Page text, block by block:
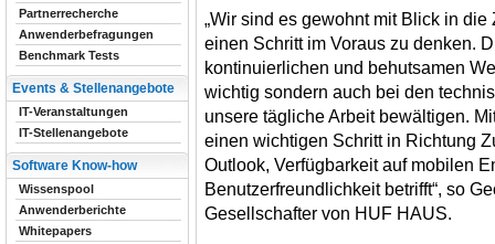
„Wir sind es gewohnt mit Blick in
einen Schritt im Voraus zu denken.
kontinuierlichen und behutsamen
wichtig sondern auch bei den
unsere tägliche Arbeit bewältigen.
einen wichtigen Schritt in Richtung
Outlook, Verfügbarkeit auf mobilen
Benutzerfreundlichkeit betrifft“, so
Gesellschafter von HUF HAUS.
Partnerrecherche
Anwenderbefragungen
Benchmark Tests
Events & Stellenangebote
IT-Veranstaltungen
IT-Stellenangebote
Software Know-how
Wissenspool
Anwenderberichte
Whitepapers